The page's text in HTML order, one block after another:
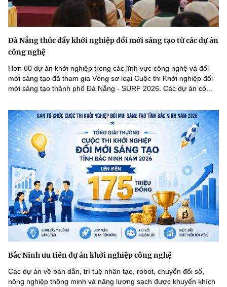
Đà Nẵng thúc đẩy khởi nghiệp đổi mới sáng tạo từ các dự án
công nghệ
Hơn 60 dự án khởi nghiệp trong các lĩnh vực công nghệ và đổi
mới sáng tạo đã tham gia Vòng sơ loại Cuộc thi Khởi nghiệp đổi
mới sáng tạo thành phố Đà Nẵng - SURF 2026. Các dự án có...
Bắc Ninh ưu tiên dự án khởi nghiệp công nghệ
Các dự án về bán dẫn, trí tuệ nhân tạo, robot, chuyển đổi số,
nông nghiệp thông minh và năng lượng sạch được khuyến khích